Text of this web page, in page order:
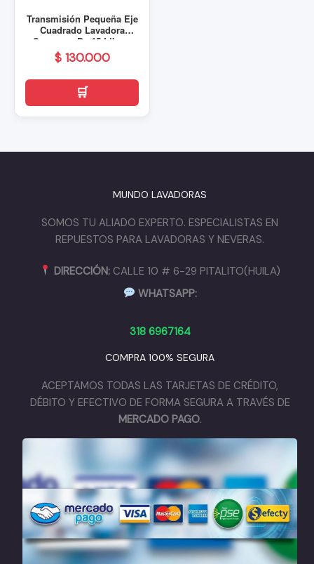
Transmisión Pequeña Eje
Cuadrado Lavadora
Samsung De 15 Libras
$130.000
MUNDO LAVADORAS
SOMOS TU ALIADO EXPERTO. ESPECIALISTAS EN
REPUESTOS PARA LAVADORAS Y NEVERAS.
DIRECCIÓN: CALLE 10 # 6-29 PITALITO(HUILA)
WHATSAPP:
318 6967164
COMPRA 100% SEGURA
ACEPTAMOS TODAS LAS TARJETAS DE CRÉDITO,
DÉBITO Y EFECTIVO DE FORMA SEGURA A TRAVÉS DE
MERCADO PAGO.